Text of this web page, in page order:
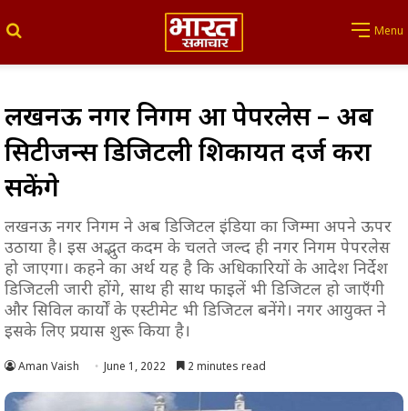
Menu
लखनऊ नगर निगम हुआ पेपरलेस – अब
सिटीजन्स डिजिटली शिकायत दर्ज करा
सकेंगे
लखनऊ नगर निगम ने अब डिजिटल इंडिया का जिम्मा अपने ऊपर
उठाया है। इस अद्भुत कदम के चलते जल्द ही नगर निगम पेपरलेस
हो जाएगा। कहने का अर्थ यह है कि अधिकारियों के आदेश निर्देश
डिजिटली जारी होंगे, साथ ही साथ फाइलें भी डिजिटल हो जाएँगी
और सिविल कार्यों के एस्टीमेट भी डिजिटल बनेंगे। नगर आयुक्त ने
इसके लिए प्रयास शुरू किया है।
Aman Vaish June 1, 2022 2 minutes read